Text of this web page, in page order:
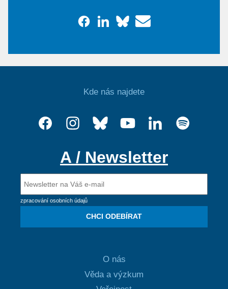
Kde nás najdete
A / Newsletter
zpracování osobních údajů
CHCI ODEBÍRAT
O nás
Věda a výzkum